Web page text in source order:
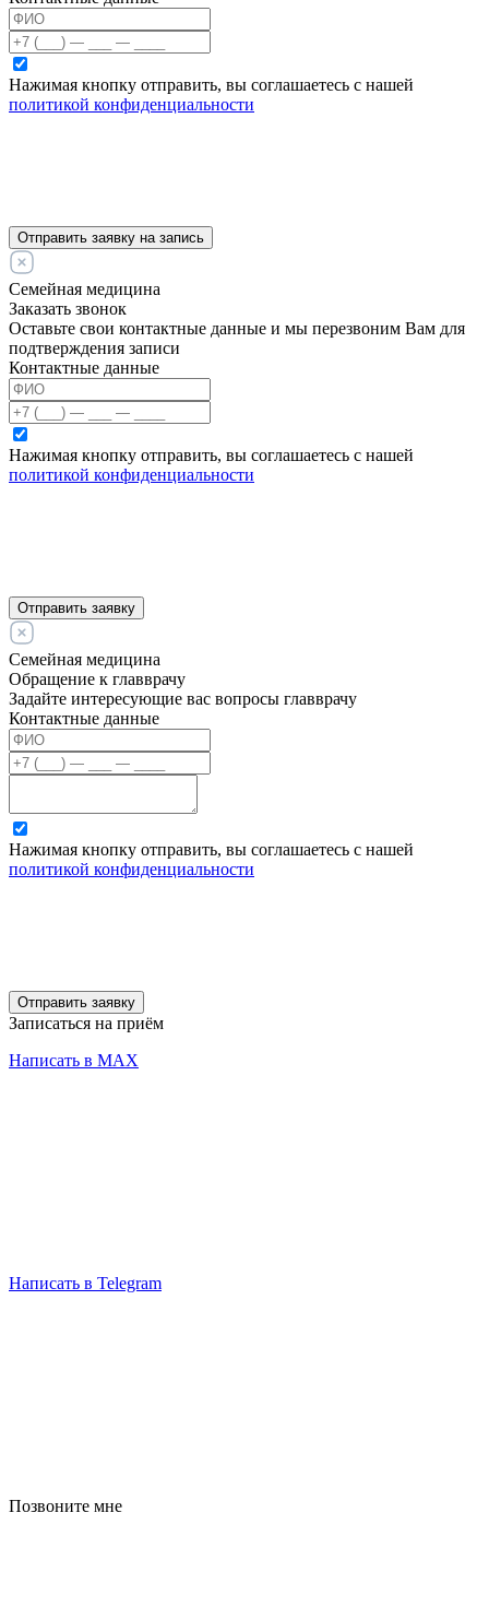
Нажимая кнопку отправить, вы соглашаетесь с нашей
политикой конфиденциальности
Отправить заявку на запись
Семейная медицина
Заказать звонок
Оставьте свои контактные данные и мы перезвоним Вам для
подтверждения записи
Контактные данные
Нажимая кнопку отправить, вы соглашаетесь с нашей
политикой конфиденциальности
Отправить заявку
Семейная медицина
Обращение к главврачу
Задайте интересующие вас вопросы главврачу
Контактные данные
Нажимая кнопку отправить, вы соглашаетесь с нашей
политикой конфиденциальности
Отправить заявку
Записаться на приём
Написать в MAX
Написать в Telegram
Позвоните мне